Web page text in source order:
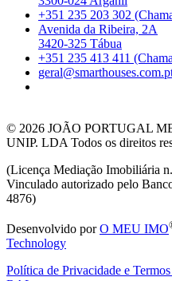
+351 235 203 302
Avenida da Ribeira, 2A
3420-325 Tábua
+351 235 413 411
© 2026 JOÃO PORTUGAL
UNIP. LDA Todos os direitos
(Licença Mediação Imobiliária
Vinculado autorizado pelo
4876)
Desenvolvido porO MEU IMO
Technology
Política de Privacidade e